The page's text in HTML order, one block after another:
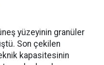
yüzeyinin granüler
Son çekilen
kapasitesinin